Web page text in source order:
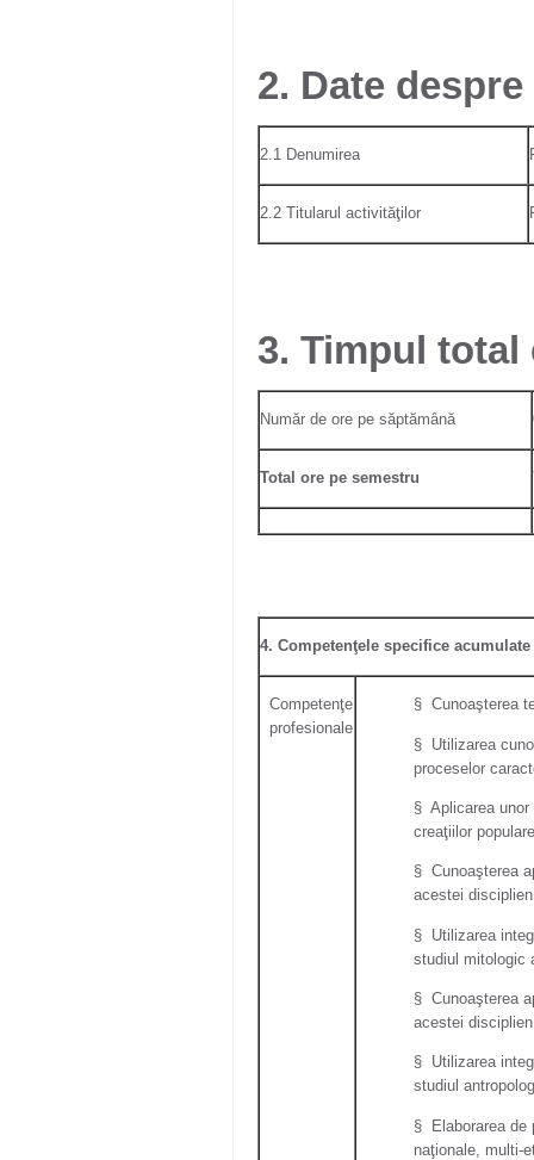
2. Date despre
2.1 Denumirea
2.2 Titularul activităţilor
3. Timpul total
Număr de ore pe săptămână
Total ore pe semestru
4. Competenţele specifice acumulate
Competenţe
profesionale
§ Cunoaşterea
§ Utilizarea
proceselor
§ Aplicarea
creaţiilor
§ Cunoaşterea
acestei
§ Utilizarea
studiul mitologic
§ Cunoaşterea
acestei
§ Utilizarea
studiul
§ Elaborarea de
naţionale, multi-